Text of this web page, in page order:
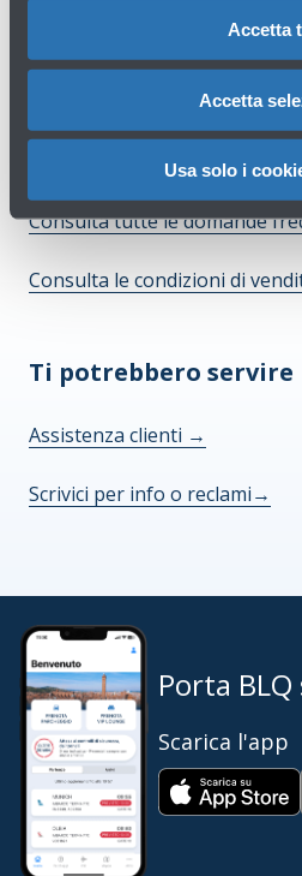
Accetta
Accetta
Usa solo i
Hai bisogno di aiuto?
Consulta tutte le domande
Consulta le condizioni di
Ti potrebbero servire
Assistenza clienti →
Scrivici per info o reclami→
Porta
Scarica l'app